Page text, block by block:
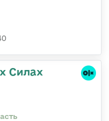
Силах